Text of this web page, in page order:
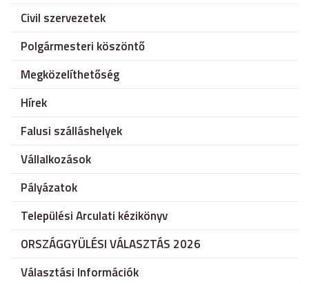
Civil szervezetek
Polgármesteri köszöntő
Megközelíthetőség
Hírek
Falusi szálláshelyek
Vállalkozások
Pályázatok
Települési Arculati kézikönyv
ORSZÁGGYÜLÉSI VÁLASZTÁS 2026
Választási Információk